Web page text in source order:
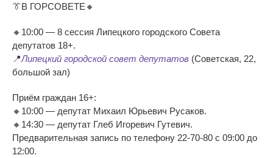
👔В ГОРСОВЕТЕ🔸
🔸10:00 — 8 сессия Липецкого городского Совета
депутатов 18+.
📍Липецкий городской совет депутатов (Советская, 22,
большой зал)
Приём граждан 16+:
🔸10:00 — депутат Михаил Юрьевич Русаков.
🔸14:30 — депутат Глеб Игоревич Гутевич.
Предварительная запись по телефону 22-70-80 с 09:00 до
12:00.